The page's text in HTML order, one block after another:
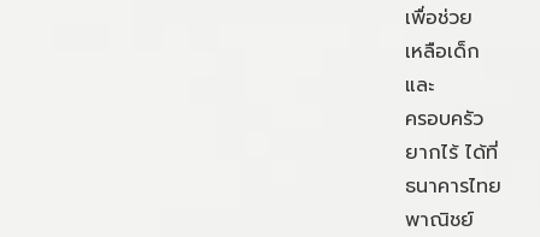
เพื่อช่วย
เหลือเด็ก
และ
ครอบครัว
ยากไร้ ได้ที่
ธนาคารไทย
พาณิชย์